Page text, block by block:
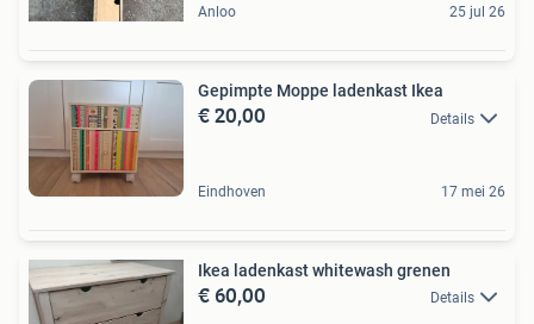
Anloo 25 jul 26
Gepimpte Moppe ladenkast Ikea
€ 20,00 Details
Eindhoven 17 mei 26
Ikea ladenkast whitewash grenen
€ 60,00 Details